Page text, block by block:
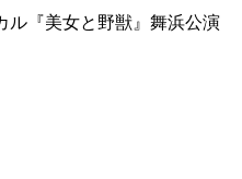
ル『美女と野獣』舞浜公演